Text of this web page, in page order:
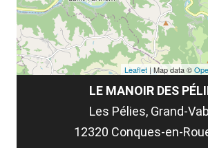
LE MANOIR DES
Les Pélies, Grand-
12320 Conques-en-
Leaflet | Map data ©